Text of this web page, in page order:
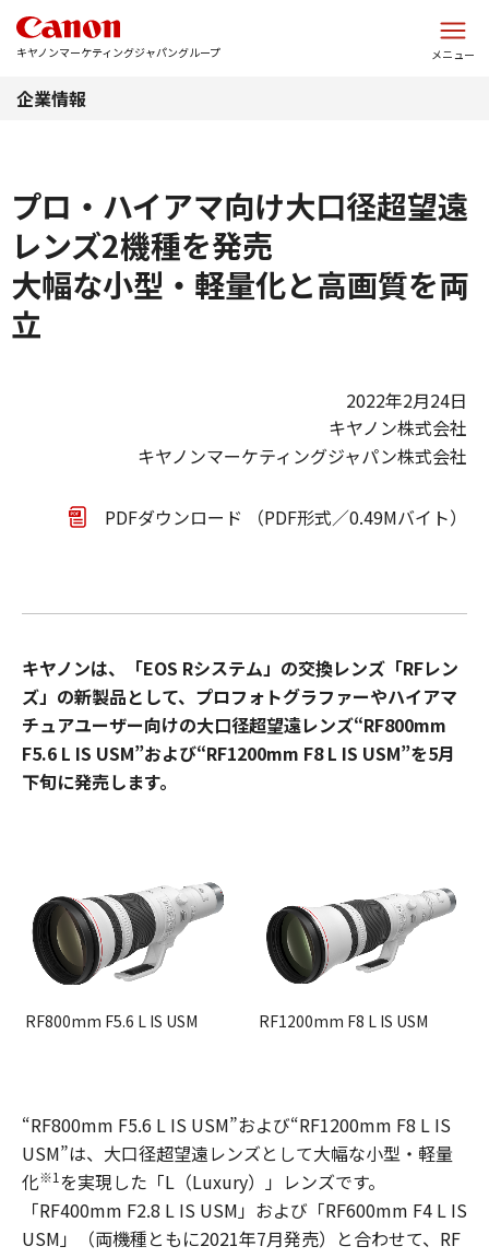
キヤノンマーケティングジャパングループ メニュー
企業情報
プロ・ハイアマ向け大口径超望遠
レンズ2機種を発売
大幅な小型・軽量化と高画質を両
立
2022年2月24日
キヤノン株式会社
キヤノンマーケティングジャパン株式会社
PDFダウンロード （PDF形式／0.49Mバイト）
キヤノンは、「EOS Rシステム」の交換レンズ「RFレン
ズ」の新製品として、プロフォトグラファーやハイアマ
チュアユーザー向けの大口径超望遠レンズ“RF800mm
F5.6 L IS USM”および“RF1200mm F8 L IS USM”を5月
下旬に発売します。
RF800mm F5.6 L IS USM RF1200mm F8 L IS USM
“RF800mm F5.6 L IS USM”および“RF1200mm F8 L IS
USM”は、大口径超望遠レンズとして大幅な小型・軽量
化※1 を実現した「L（Luxury）」レンズです。
「RF400mm F2.8 L IS USM」および「RF600mm F4 L IS
USM」（両機種ともに2021年7月発売）と合わせて、RF